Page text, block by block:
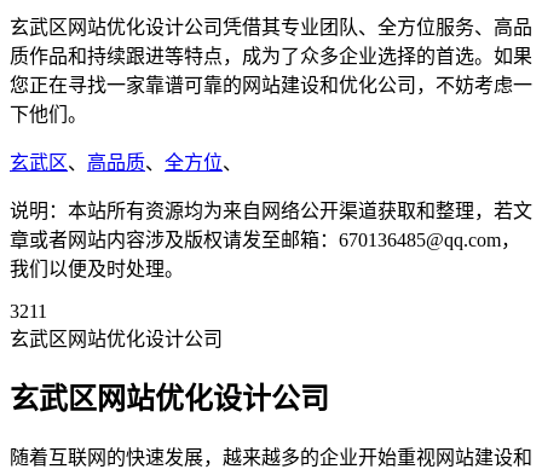
玄武区网站优化设计公司凭借其专业团队、全方位服务、高品
质作品和持续跟进等特点，成为了众多企业选择的首选。如果
您正在寻找一家靠谱可靠的网站建设和优化公司，不妨考虑一
下他们。
玄武区、 高品质、 全方位、
说明：本站所有资源均为来自网络公开渠道获取和整理，若文
章或者网站内容涉及版权请发至邮箱：670136485@qq.com，
我们以便及时处理。
3211
玄武区网站优化设计公司
玄武区网站优化设计公司
随着互联网的快速发展，越来越多的企业开始重视网站建设和